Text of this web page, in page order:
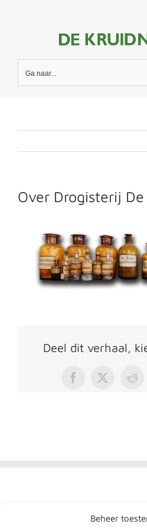
Beheer
Ga naar...
Over Drogisterij
Deel dit verhaal,
Facebook
X